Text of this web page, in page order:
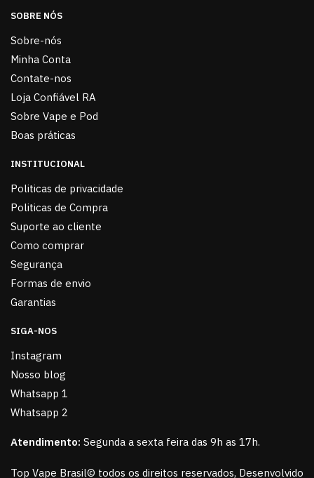
SOBRE NÓS
Sobre-nós
Minha Conta
Contate-nos
Loja Confiável RA
Sobre Vape e Pod
Boas práticas
INSTITUCIONAL
Politicas de privacidade
Politicas de Compra
Suporte ao cliente
Como comprar
Segurança
Formas de envio
Garantias
SIGA-NOS
Instagram
Nosso blog
Whatsapp 1
Whatsapp 2
Atendimento: Segunda a sexta feira das 9h as 17h.
Top Vape Brasil© todos os direitos reservados, Desenvolvido